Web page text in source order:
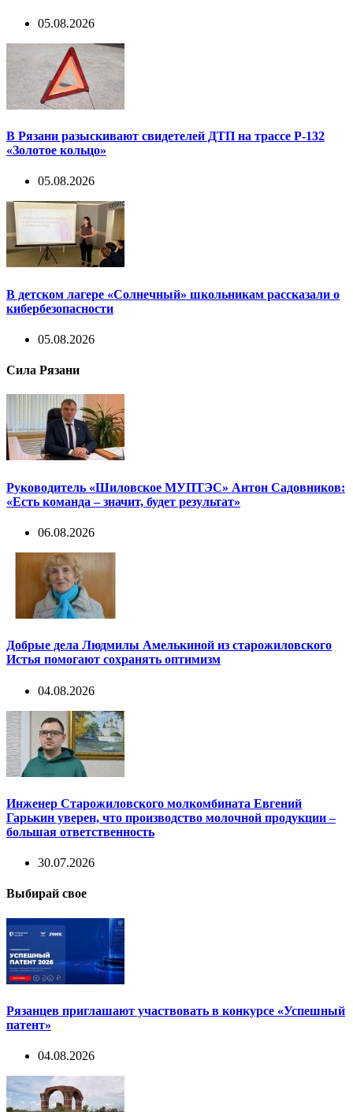
05.08.2026
В Рязани разыскивают свидетелей ДТП на трассе Р-132
«Золотое кольцо»
05.08.2026
В детском лагере «Солнечный» школьникам рассказали о
кибербезопасности
05.08.2026
Сила Рязани
Руководитель «Шиловское МУПТЭС» Антон Садовников:
«Есть команда – значит, будет результат»
06.08.2026
Добрые дела Людмилы Амелькиной из старожиловского
Истья помогают сохранять оптимизм
04.08.2026
Инженер Старожиловского молкомбината Евгений
Гарькин уверен, что производство молочной продукции –
большая ответственность
30.07.2026
Выбирай свое
Рязанцев приглашают участвовать в конкурсе «Успешный
патент»
04.08.2026